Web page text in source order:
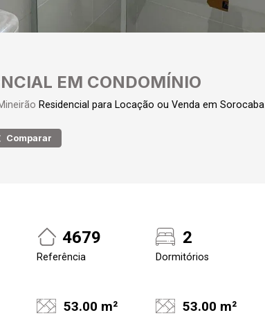
EM CONDOMÍNIO
Residencial para Locação ou Venda em Sorocaba
Comparar
4679
Referência
2
Dormitórios
53.00 m² 53.00 m²